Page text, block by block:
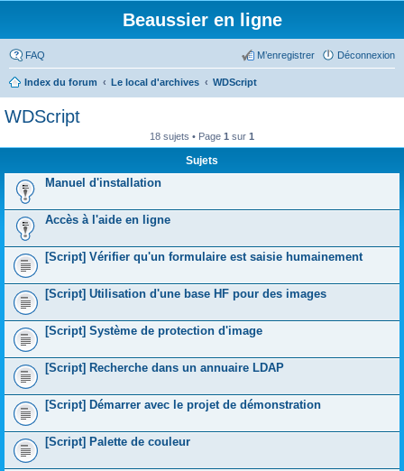
Beaussier en ligne
FAQ Déconnexion
M’enregistrer
Index du forum Le local d'archives WDScript
WDScript
18 sujets • Page 1 sur 1
Sujets
Manuel d'installation
Accès à l'aide en ligne
[Script] Vérifier qu'un formulaire est saisie humainement
[Script] Utilisation d'une base HF pour des images
[Script] Système de protection d'image
[Script] Recherche dans un annuaire LDAP
[Script] Démarrer avec le projet de démonstration
[Script] Palette de couleur